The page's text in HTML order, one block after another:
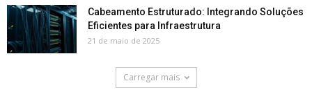
Cabeamento Estruturado: Integrando Soluções
Eficientes para Infraestrutura
21 de maio de 2025
Carregar mais